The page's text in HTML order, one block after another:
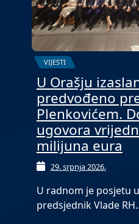
VIJESTI
U Orašju
predvođeno
Plenkovićem.
ugovora
milijuna eura
29. srpnja 2026.
U radnom je posjetu
predsjednik Vlade